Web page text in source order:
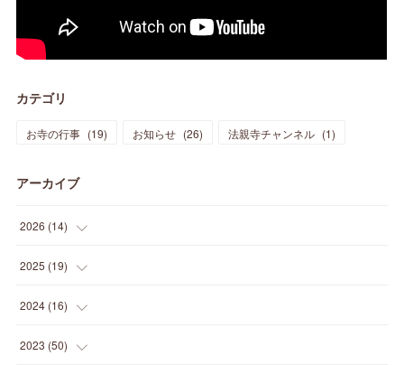
カテゴリ
お寺の行事 (19) お知らせ (26) 法親寺チャンネル (1)
アーカイブ
2026 (14)
(3
(3
(3
2025 (19)
(1
(1
2024 (16)
(3
2023 (50)